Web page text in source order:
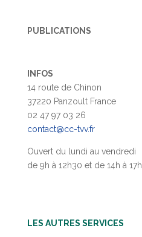
PUBLICATIONS
INFOS
14 route de Chinon
37220 Panzoult France
02 47 97 03 26
contact@cc-tvv.fr
Ouvert du lundi au vendredi
de 9h à 12h30 et de 14h à 17h
LES AUTRES SERVICES